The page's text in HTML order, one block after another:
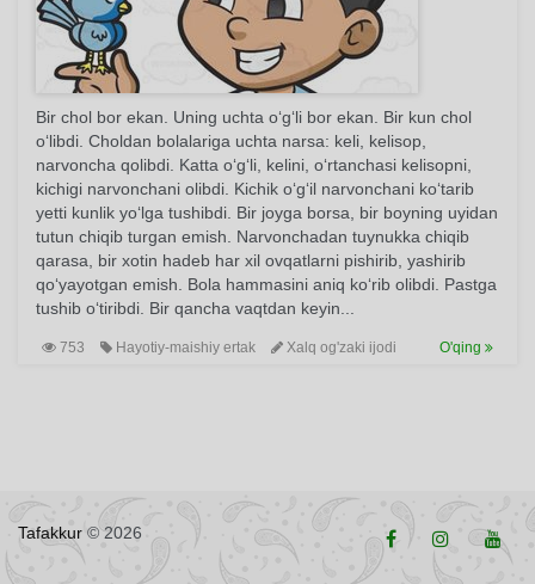
Bir chol bor ekan. Uning uchta o‘g‘li bor ekan. Bir kun chol
o‘libdi. Choldan bolalariga uchta narsa: keli, kelisop,
narvoncha qolibdi. Katta o‘g‘li, kelini, o‘rtanchasi kelisopni,
kichigi narvonchani olibdi. Kichik o‘g‘il narvonchani ko‘tarib
yetti kunlik yo‘lga tushibdi. Bir joyga borsa, bir boyning uyidan
tutun chiqib turgan emish. Narvonchadan tuynukka chiqib
qarasa, bir xotin hadeb har xil ovqatlarni pishirib, yashirib
qo‘yayotgan emish. Bola hammasini aniq ko‘rib olibdi. Pastga
tushib o‘tiribdi. Bir qancha vaqtdan keyin...
753 Hayotiy-maishiy ertak Xalq og'zaki ijodi O'qing
Tafakkur © 2026